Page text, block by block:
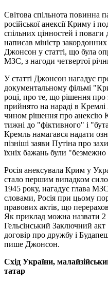
Світова спільнота повинна
російської анексії Криму і
спільних цінностей і
написав міністр
Джонсон у статті, що була
МЗС, з нагоди четвертої
У статті Джонсон нагадує
документальному фільмі
році, про те, що рішення про
прийнято на нараді в
чином рішення про анексію
тижні до "фіктивного" і
Кремль намагався надати
пізніші заяви Путіна про
їхніх бажань були
Росія анексувала Крим у
стало першим випадком
1945 року, нагадує глава
словами, Росія при цьому
правових актів, що
Як приклад можна назвати
Гельсінський Заключний акт
договір про дружбу і
пише Джонсон.
Схід України,
татар